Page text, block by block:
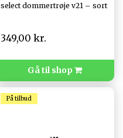
select dommertrøje v21 – sort
349,00 kr.
Gå til shop
På tilbud